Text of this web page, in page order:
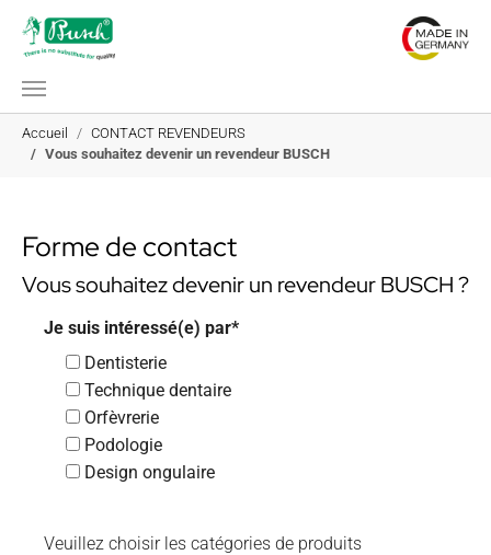
Aller au contenu principal
Vous êtes ici:
Accueil
CONTACT REVENDEURS
Vous souhaitez devenir un revendeur BUSCH
Forme de contact
Vous souhaitez devenir un revendeur BUSCH ?
Je suis intéressé(e) par*
Dentisterie
Technique dentaire
Orfèvrerie
Podologie
Design ongulaire
Veuillez choisir les catégories de produits